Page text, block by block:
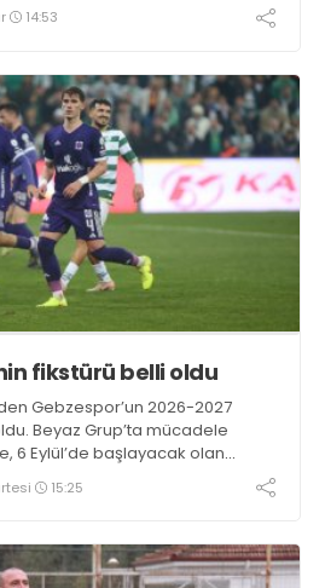
14:53
fikstürü belli oldu
Gebzespor’un 2026-2027
Beyaz Grup’ta mücadele
6 Eylül’de başlayacak olan
açacak.
15:25